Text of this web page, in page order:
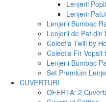
Lenjerii
Lenjerii
Lenjerii Bumbac
Lenjerii de Pat din
Colectia Twill by
Colectia Fir Vopsit
Lenjerii Bumbac
Set Premium
CUVERTURI
OFERTA: 2